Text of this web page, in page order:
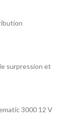
surpression et
3000 12 V